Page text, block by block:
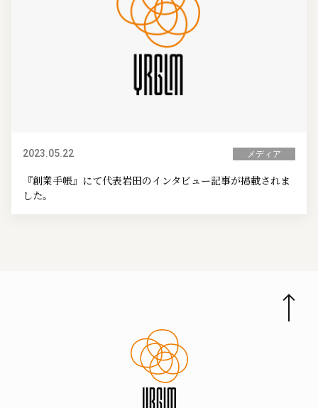
2023.05.22 メディア
『創業手帳』にて代表岩田のインタビュー記事が掲載されま
した。